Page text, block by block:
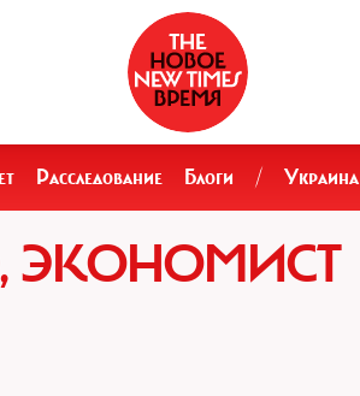
Расследование Блоги / Украина
ЭКОНОМИСТ